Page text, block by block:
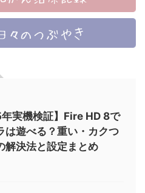
年実機検証】Fire HD 8で
は遊べる？重い・カクつ
解決法と設定まとめ